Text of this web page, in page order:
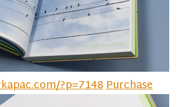
?p=7148Purchase